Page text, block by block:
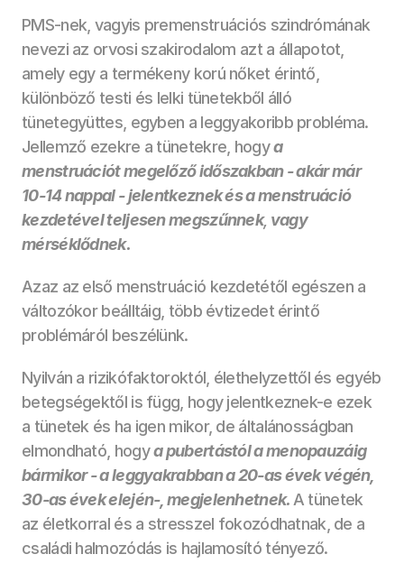
PMS-nek, vagyis premenstruációs szindrómának
nevezi az orvosi szakirodalom azt a állapotot,
amely egy a termékeny korú nőket érintő,
különböző testi és lelki tünetekből álló
tünetegyüttes, egyben a leggyakoribb probléma.
Jellemző ezekre a tünetekre, hogy a
menstruációt megelőző időszakban - akár már
10-14 nappal - jelentkeznek és a menstruáció
kezdetével teljesen megszűnnek, vagy
mérséklődnek.
Azaz az első menstruáció kezdetétől egészen a
változókor beálltáig, több évtizedet érintő
problémáról beszélünk.
Nyilván a rizikófaktoroktól, élethelyzettől és egyéb
betegségektől is függ, hogy jelentkeznek-e ezek
a tünetek és ha igen mikor, de általánosságban
elmondható, hogy a pubertástól a menopauzáig
bármikor - a leggyakrabban a 20-as évek végén,
30-as évek elején-, megjelenhetnek. A tünetek
az életkorral és a stresszel fokozódhatnak, de a
családi halmozódás is hajlamosító tényező.